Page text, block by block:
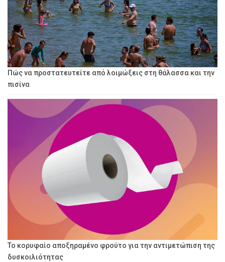
Πώς να προστατευτείτε από λοιμώξεις στη θάλασσα και την
πισίνα
Το κορυφαίο αποξηραμένο φρούτο για την αντιμετώπιση της
δυσκοιλιότητας